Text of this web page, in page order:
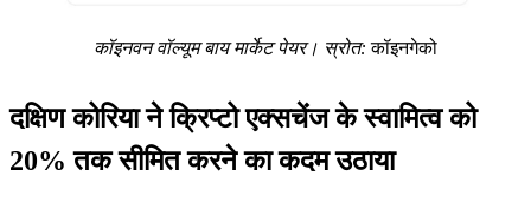
कॉइनवन वॉल्यूम बाय मार्केट पेयर। स्रोत:कॉइनगेको
दक्षिण कोरिया ने क्रिप्टो एक्सचेंज के स्वामित्व को
20% तक सीमित करने का कदम उठाया